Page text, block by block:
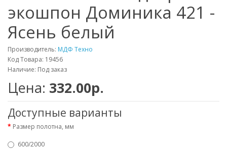
экошпон Доминика 421 -
Ясень белый
Производитель: МДФ Техно
Код Товара: 19456
Наличие: Под заказ
Цена: 332.00р.
Доступные варианты
Размер полотна, мм
600/2000